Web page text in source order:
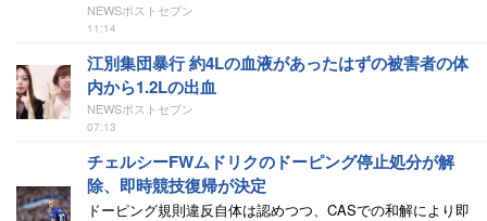
NEWSポストセブン
11:14
江別集団暴行 約4Lの血液があったはずの被害者の体
内から1.2Lの出血
NEWSポストセブン
07:13
チェルシーFWムドリクのドーピング停止処分が解
除、即時競技復帰が決定
ドーピング規則違反自体は認めつつ、CASでの和解により即